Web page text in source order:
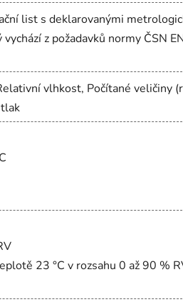
list s deklarovanými
z požadavků normy ČSN
vlhkost, Počítané veličiny
23 °C v rozsahu 0 až 90 %